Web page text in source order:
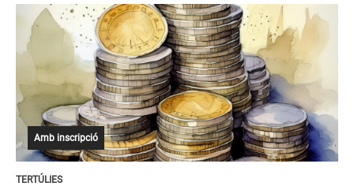
Amb inscripció
TERTÚLIES